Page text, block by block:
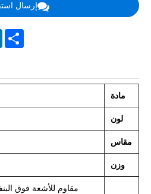
إرسال
Share
مادة
لون
مقاس
وزن
مقاوم للأشعة فوق